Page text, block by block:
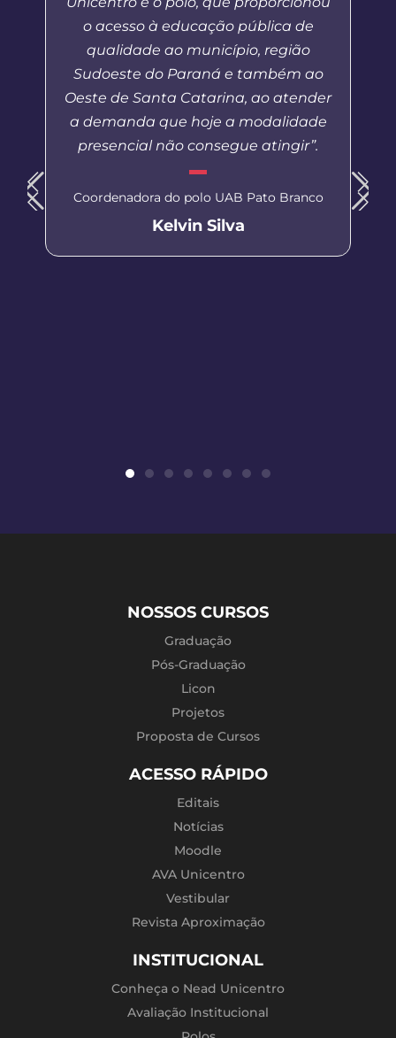
o acesso à educação pública de
qualidade ao município, região
Sudoeste do Paraná e também ao
Oeste de Santa Catarina, ao atender
a demanda que hoje a modalidade
presencial não consegue atingir”.
Coordenadora do polo UAB Pato Branco
Kelvin Silva
NOSSOS CURSOS
Graduação
Pós-Graduação
Licon
Projetos
Proposta de Cursos
ACESSO RÁPIDO
Editais
Notícias
Moodle
AVA Unicentro
Vestibular
Revista Aproximação
INSTITUCIONAL
Conheça o Nead Unicentro
Avaliação Institucional